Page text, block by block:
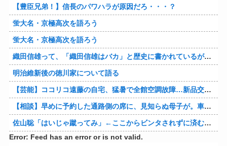
【豊臣兄弟！】信長のパワハラが原因だろ・・・？
蛍大名・京極高次を語ろう
蛍大名・京極高次を語ろう
織田信雄って、「織田信雄はバカ」と歴史に書かれているが今まで家が残っているんでバカではないよな？
明治維新後の徳川家について語る
【芸能】ココリコ遠藤の自宅、猛暑で全館空調故障…新品交換費300万円…高額費用に「高すぎる」
【相談】早めに予約した通路側の席に、見知らぬ母子が。車掌の呼びかけにも「目を閉じて無視」して居座られました。無理やり奪われた席は、結局“やったもん勝ち”になってしまうのでしょうか？
佐山聡「はいじゃ蹴ってみ」←ここからビンタされずに済む方法
Error: Feed has an error or is not valid.